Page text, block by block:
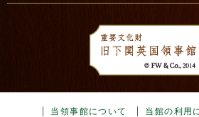
当領事館について 当館の利用